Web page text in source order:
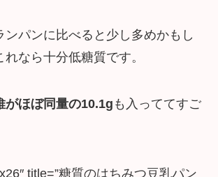
ンパンに比べると少し多めかもし
なら十分低糖質です。
がほぼ同量の10.1gも入っててすご
title=”糖質のはちみつ豆乳パン